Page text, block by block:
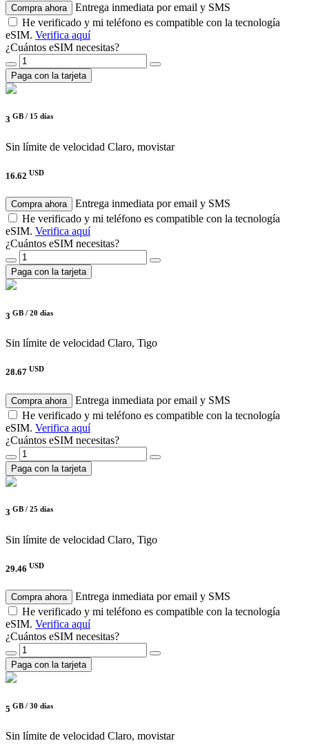
Compra ahora
Entrega inmediata por email y SMS
He verificado y mi teléfono es compatible con la tecnología
eSIM. Verifica aquí
¿Cuántos eSIM necesitas?
Paga con la tarjeta
3 GB / 15 días
Sin límite de velocidad Claro, movistar
16.62 USD
Compra ahora
Entrega inmediata por email y SMS
He verificado y mi teléfono es compatible con la tecnología
eSIM. Verifica aquí
¿Cuántos eSIM necesitas?
Paga con la tarjeta
3 GB / 20 días
Sin límite de velocidad Claro, Tigo
28.67 USD
Compra ahora
Entrega inmediata por email y SMS
He verificado y mi teléfono es compatible con la tecnología
eSIM. Verifica aquí
¿Cuántos eSIM necesitas?
Paga con la tarjeta
3 GB / 25 días
Sin límite de velocidad Claro, Tigo
29.46 USD
Compra ahora
Entrega inmediata por email y SMS
He verificado y mi teléfono es compatible con la tecnología
eSIM. Verifica aquí
¿Cuántos eSIM necesitas?
Paga con la tarjeta
5 GB / 30 días
Sin límite de velocidad Claro, movistar